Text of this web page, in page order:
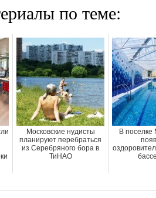
по теме:
Московские нудисты
планируют перебраться
из Серебряного бора в
ТиНАО
В поселке